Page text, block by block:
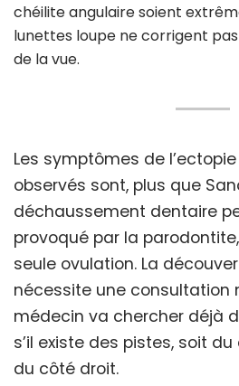
chéilite angulaire soient
lunettes loupe ne corrigent
de la vue.
Les symptômes de
observés sont, plus que
déchaussement dentaire
provoqué par la parodontite,
seule ovulation. La
nécessite une consultation
médecin va chercher déjà
s’il existe des pistes, soit
du côté droit.